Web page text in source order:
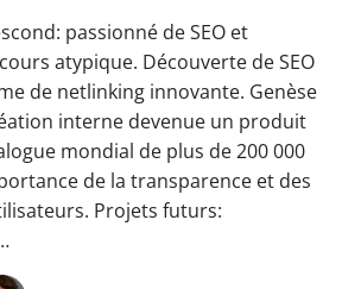
passionné de SEO et
atypique. Découverte de SEO
de netlinking innovante. Genèse
interne devenue un produit
mondial de plus de 200 000
de la transparence et des
Projets futurs: